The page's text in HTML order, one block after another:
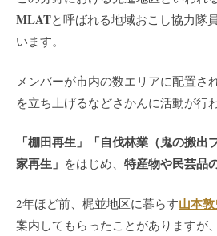
MLATと呼ばれる地域おこし協力隊
います。
メンバーが市内の数エリアに配置さ
を立ち上げるなどさかんに活動が行
「棚田再生」「自伐林業（鬼の搬
家再生」 をはじめ、 特産物や民芸品
2年ほど前、梶並地区に暮らす山本
案内してもらったことがありますが